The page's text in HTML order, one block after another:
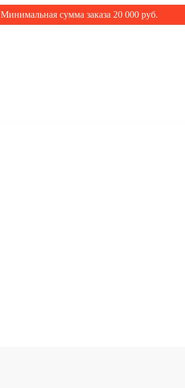
Минимальная сумма заказа 20 000 руб.